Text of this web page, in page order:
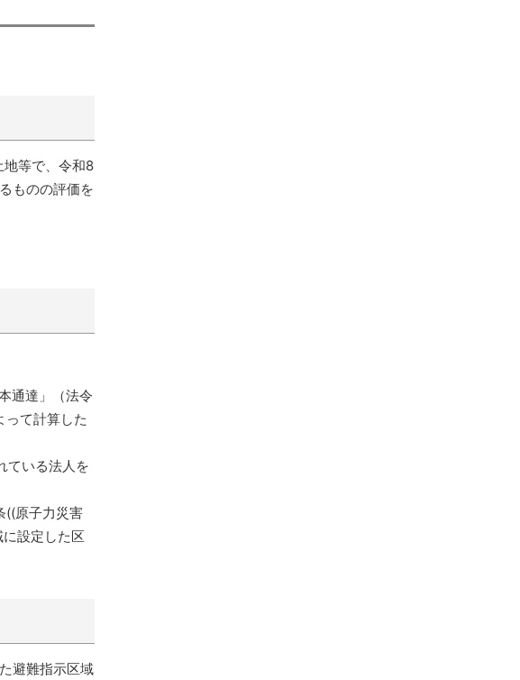
地等で、令和8
ものの評価を
通達」（法令
って計算した
いる法人を
原子力災害
設定した区
避難指示区域